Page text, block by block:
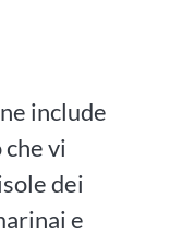
include
vi
dei
e